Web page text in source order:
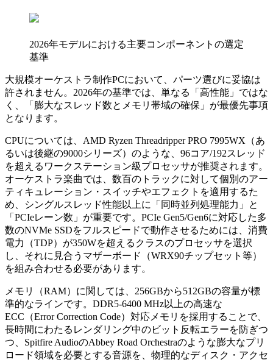
2026年モデルにおける主要コンポーネントの選定
基準
大規模オーケストラ制作PCにおいて、パーツ選びに妥協は
許されません。2026年の基準では、単なる「高性能」ではな
く、「膨大なスレッド数とメモリ帯域の確保」が最優先事項
となります。
CPUについては、AMD Ryzen Threadripper PRO 7995WX（あ
るいは後継の9000シリーズ）のような、96コア/192スレッド
を超えるワークステーション級プロセッサが推奨されます。
オーケストラ楽曲では、数百のトラックに対して個別のアー
ティキュレーション・スイッチやエフェクトを適用するた
め、シングルスレッド性能以上に「同時並列処理能力」と
「PCIeレーン数」が重要です。PCIe Gen5/Gen6に対応した多
数のNVMe SSDをフルスピードで動作させるためには、消費
電力（TDP）が350Wを超えるクラスのプロセッサを選択
し、それに見合うマザーボード（WRX90チップセット等）
を組み合わせる必要があります。
メモリ（RAM）に関しては、256GBから512GBの容量が標
準的なラインです。DDR5-6400 MHz以上の高速な
ECC（Error Correction Code）対応メモリを採用することで、
長時間にわたるレンダリング中のビット反転エラーを防ぎつ
つ、Spitfire AudioのAbbey Road Orchestraのような膨大なプリ
ロード領域を必要とする音源を、物理的なディスク・アクセ